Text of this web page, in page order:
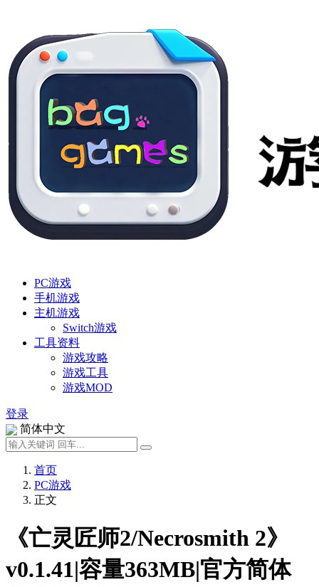
PC游戏
手机游戏
主机游戏
Switch游戏
工具资料
游戏攻略
游戏工具
游戏MOD
登录
简体中文
首页
PC游戏
正文
《亡灵匠师2/Necrosmith 2》
v0.1.41|容量363MB|官方简体